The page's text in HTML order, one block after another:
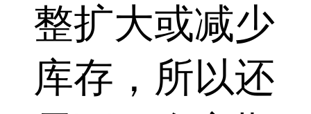
整扩大或减少
库存，所以还